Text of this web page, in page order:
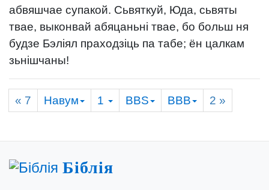
абвяшчае супакой. Сьвяткуй, Юда, сьвяты
твае, выконвай абяцаньні твае, бо больш ня
будзе Бэліял праходзіць па табе; ён цалкам
зьнішчаны!
« 7 Навум 1 BBS BBB 2 »
Біблія